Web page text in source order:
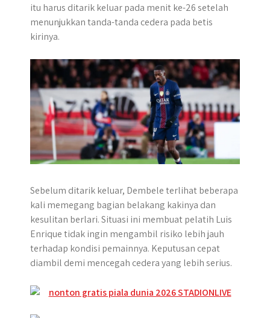
r
itu harus ditarik keluar pada menit ke-26 setelah
menunjukkan tanda-tanda cedera pada betis
kirinya.
Sebelum ditarik keluar, Dembele terlihat beberapa
kali memegang bagian belakang kakinya dan
kesulitan berlari. Situasi ini membuat pelatih Luis
Enrique tidak ingin mengambil risiko lebih jauh
terhadap kondisi pemainnya. Keputusan cepat
diambil demi mencegah cedera yang lebih serius.